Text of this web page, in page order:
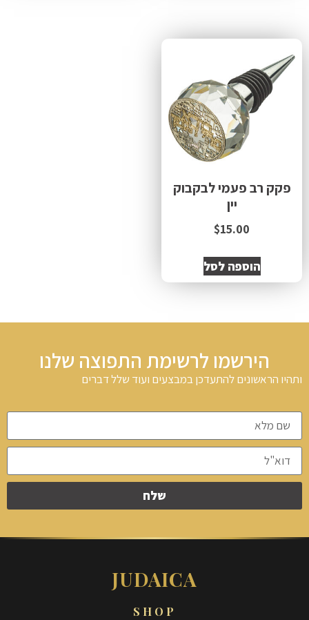
פקק רב פעמי לבקבוק
יין
$15.00
הוספה לסל
הירשמו לרשימת התפוצה שלנו
ותהיו הראשונים להתעדכן במבצעים ועוד שלל דברים
שלח
JUDAICA
SHOP